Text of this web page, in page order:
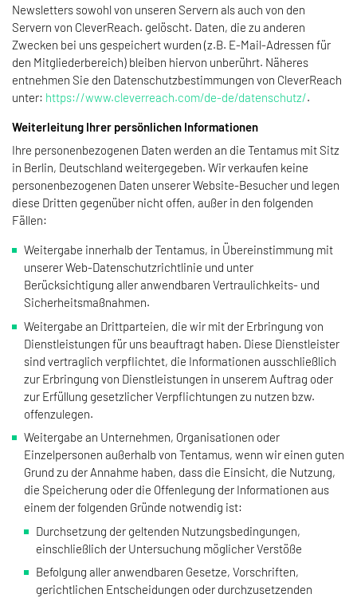
Newsletters sowohl von unseren Servern als auch von den
Servern von CleverReach. gelöscht. Daten, die zu anderen
Zwecken bei uns gespeichert wurden (z.B. E-Mail-Adressen für
den Mitgliederbereich) bleiben hiervon unberührt. Näheres
entnehmen Sie den Datenschutzbestimmungen von CleverReach
unter: https://www.cleverreach.com/de-de/datenschutz/.
Weiterleitung Ihrer persönlichen Informationen
Ihre personenbezogenen Daten werden an die Tentamus mit Sitz
in Berlin, Deutschland weitergegeben. Wir verkaufen keine
personenbezogenen Daten unserer Website-Besucher und legen
diese Dritten gegenüber nicht offen, außer in den folgenden
Fällen:
Weitergabe innerhalb der Tentamus, in Übereinstimmung mit
unserer Web-Datenschutzrichtlinie und unter
Berücksichtigung aller anwendbaren Vertraulichkeits- und
Sicherheitsmaßnahmen.
Weitergabe an Drittparteien, die wir mit der Erbringung von
Dienstleistungen für uns beauftragt haben. Diese Dienstleister
sind vertraglich verpflichtet, die Informationen ausschließlich
zur Erbringung von Dienstleistungen in unserem Auftrag oder
zur Erfüllung gesetzlicher Verpflichtungen zu nutzen bzw.
offenzulegen.
Weitergabe an Unternehmen, Organisationen oder
Einzelpersonen außerhalb von Tentamus, wenn wir einen guten
Grund zu der Annahme haben, dass die Einsicht, die Nutzung,
die Speicherung oder die Offenlegung der Informationen aus
einem der folgenden Gründe notwendig ist:
Durchsetzung der geltenden Nutzungsbedingungen,
einschließlich der Untersuchung möglicher Verstöße
Befolgung aller anwendbaren Gesetze, Vorschriften,
gerichtlichen Entscheidungen oder durchzusetzenden